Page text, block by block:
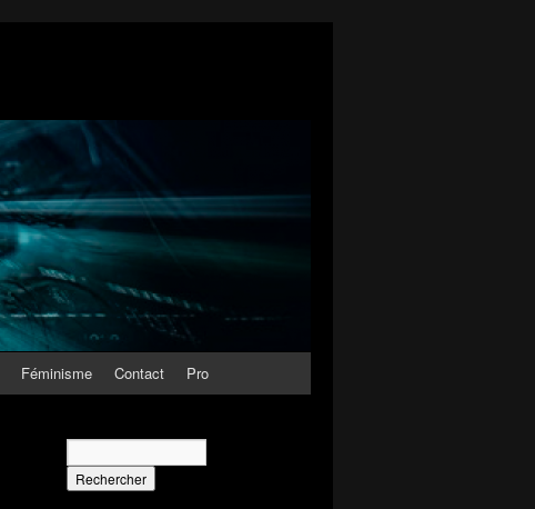
Féminisme Contact Pro